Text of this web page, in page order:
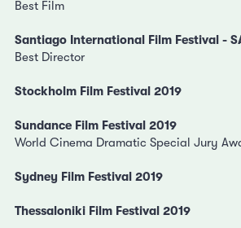
Best Film
Santiago International Film Festival -
Best Director
Stockholm Film Festival 2019
Sundance Film Festival 2019
World Cinema Dramatic Special Jury
Sydney Film Festival 2019
Thessaloniki Film Festival 2019